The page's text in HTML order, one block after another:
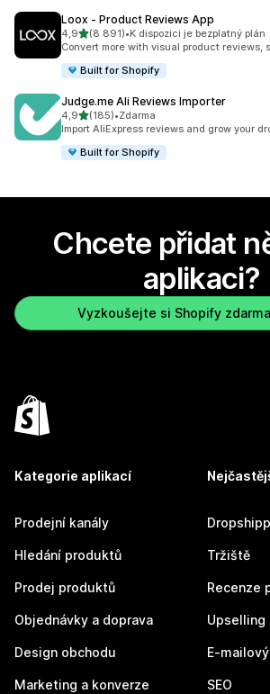
Loox ‑ Product Reviews App
4,9z 5 hvězd
(8 891)
Celkový počet recenzí: 8891
•K dispozici je bezplatný plán
Convert more with visual product reviews,
Built for Shopify
Judge.me Ali Reviews Importer
4,9z 5 hvězd
(185)
Celkový počet recenzí: 185
•Zdarma
Import AliExpress reviews and grow your
Built for Shopify
Chcete přidat
aplikaci?
Vyzkoušejte si Shopify
Kategorie aplikací
Prodejní kanály
Hledání produktů
Prodej produktů
Objednávky a doprava
Design obchodu
Marketing a konverze
Tržiště
Recenze
Upselling
E-
SEO